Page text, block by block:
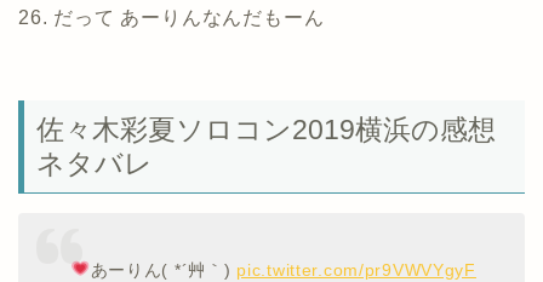
26. だって あーりんなんだもーん
佐々木彩夏ソロコン2019横浜の感想
ネタバレ
あーりん( *´艸｀) pic.twitter.com/pr9VWVYgyF